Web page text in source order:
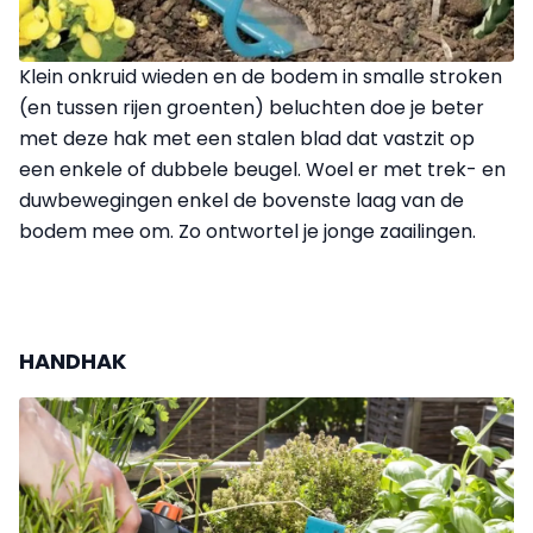
Klein onkruid wieden en de bodem in smalle stroken
(en tussen rijen groenten) beluchten doe je beter
met deze hak met een stalen blad dat vastzit op
een enkele of dubbele beugel. Woel er met trek- en
duwbewegingen enkel de bovenste laag van de
bodem mee om. Zo ontwortel je jonge zaailingen.
HANDHAK